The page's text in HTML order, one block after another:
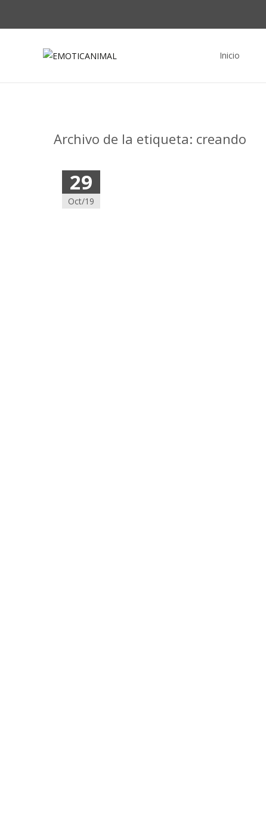
Inicio
Archivo de la etiqueta: creando
29
Oct/19